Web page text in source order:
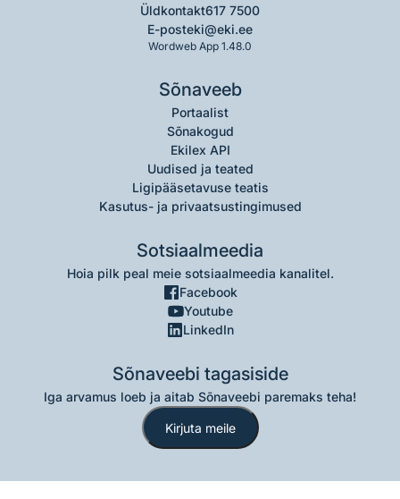
Üldkontakt617 7500
E-posteki@eki.ee
Wordweb App 1.48.0
Sõnaveeb
Portaalist
Sõnakogud
Ekilex API
Uudised ja teated
Ligipääsetavuse teatis
Kasutus- ja privaatsustingimused
Sotsiaalmeedia
Hoia pilk peal meie sotsiaalmeedia kanalitel.
Facebook
Youtube
LinkedIn
Sõnaveebi tagasiside
Iga arvamus loeb ja aitab Sõnaveebi paremaks teha!
Kirjuta meile